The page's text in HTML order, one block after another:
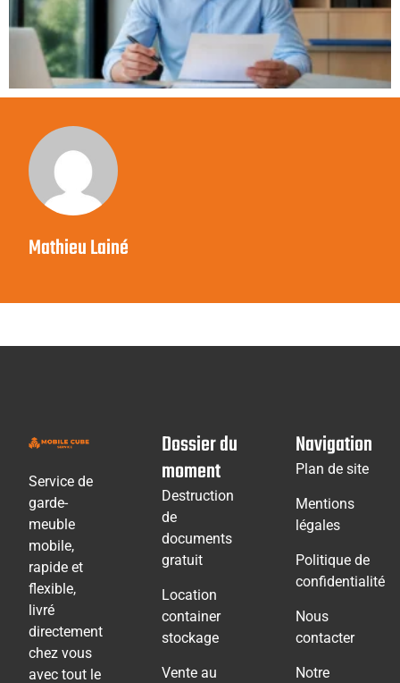
Mathieu Lainé
Service de
garde-
meuble
mobile,
rapide et
flexible,
livré
directement
chez vous
avec tout le
Dossier du
moment
Destruction
de
documents
gratuit
Location
container
stockage
Vente au
Navigation
Plan de site
Mentions
légales
Politique de
confidentialité
Nous
contacter
Notre